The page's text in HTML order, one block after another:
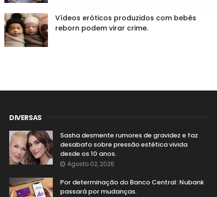
Vídeos eróticos produzidos com bebês
reborn podem virar crime.
DIVERSAS
Sasha desmente rumores de gravidez e faz
desabafo sobre pressão estética vivida
desde os 10 anos.
Agosto 02, 2026
Por determinação do Banco Central: Nubank
passará por mudanças.